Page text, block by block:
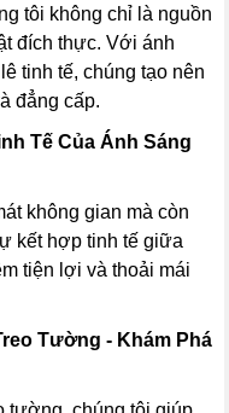
tôi không chỉ là nguồn
đích thực. Với ánh
tinh tế, chúng tạo nên
đẳng cấp.
Tế Của Ánh Sáng
không gian mà còn
kết hợp tinh tế giữa
tiện lợi và thoải mái
Tường - Khám Phá